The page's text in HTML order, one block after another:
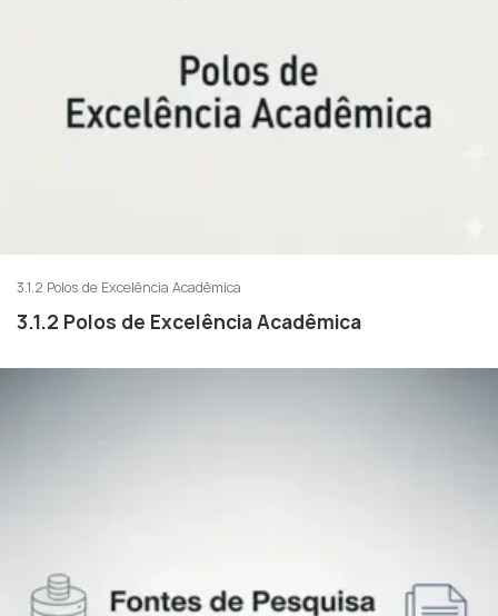
3.1.2 Polos de Excelência Acadêmica
3.1.2 Polos de Excelência Acadêmica